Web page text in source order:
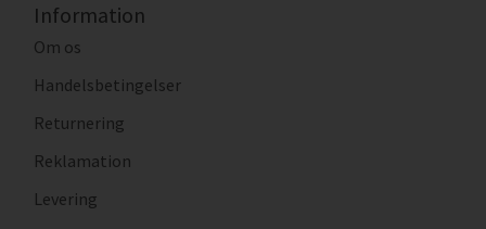
Information
Om os
Handelsbetingelser
Returnering
Reklamation
Levering